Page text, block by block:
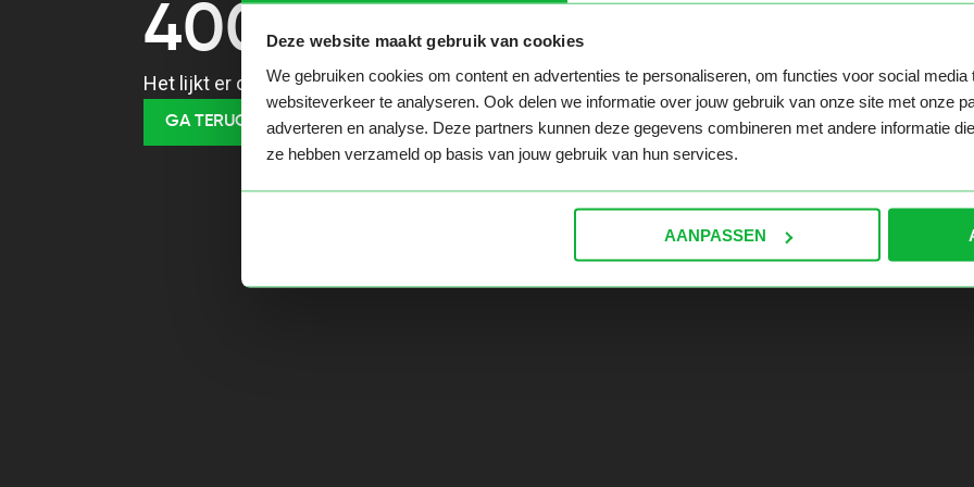
Deze website maakt gebruik van cookies
We gebruiken cookies om content en advertenties te personaliseren, om functies voor social media
websiteverkeer te analyseren. Ook delen we informatie over jouw gebruik van onze site met onze
adverteren en analyse. Deze partners kunnen deze gegevens combineren met andere informatie
ze hebben verzameld op basis van jouw gebruik van hun services.
AANPASSEN
400
Het lijkt er op dat je een verkeerde URL te pakken hebt. Ga naar de homepage en navigeer hier
GA TERUG NAAR HOME